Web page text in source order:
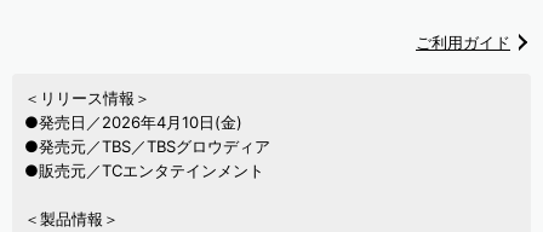
ご利用ガイド
＜リリース情報＞
●発売日／2026年4月10日(金)
●発売元／TBS／TBSグロウディア
●販売元／TCエンタテインメント
＜製品情報＞